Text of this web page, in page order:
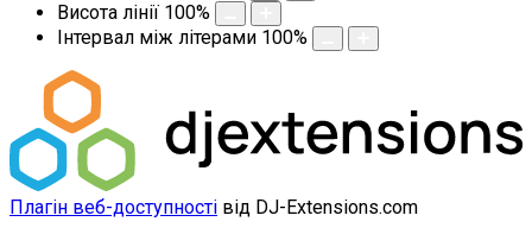
Висота лінії 100%
Інтервал між літерами 100%
Плагін веб-доступності від DJ-Extensions.com